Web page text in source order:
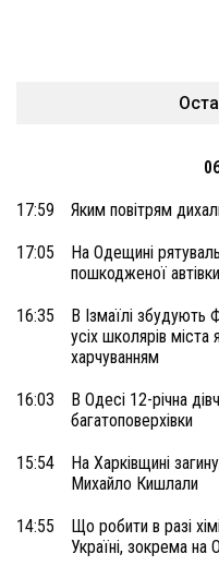
17:59 Яким повітрям
17:05
На Одещині
пошкодженої автівки
16:35
В Ізмаїлі збудують
усіх школярів
харчуванням
16:03
В Одесі 12-річна
багатоповерхівки
15:54
На Харківщині
Михайло Кишлали
14:55
Що робити в разі
Україні, зокрема на